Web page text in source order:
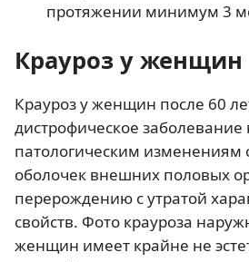
протяжении минимум 3
Крауроз у женщин
Крауроз у женщин после 60
дистрофическое заболевание
патологическим изменениям
оболочек внешних половых
перерождению с утратой
свойств. Фото крауроза
женщин имеет крайне не